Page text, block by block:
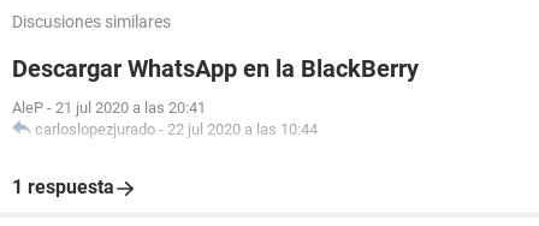
Discusiones similares
Descargar WhatsApp en la BlackBerry
AleP - 21 jul 2020 a las 20:41
carloslopezjurado - 22 jul 2020 a las 10:44
1 respuesta